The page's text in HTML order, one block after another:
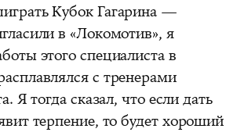
Кубок Гагарина —
в «Локомотив», я
этого специалиста в
с тренерами
Я тогда сказал, что если дать
терпение, то будет хороший